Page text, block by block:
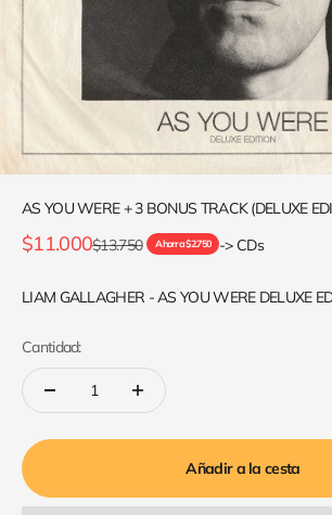
AS YOU WERE + 3 BONUS TRACK (DELUXE
Precio de oferta
$11.000Precio normal
$13.750 Ahorra $2.750 -> CDs
LIAM GALLAGHER - AS YOU WERE DELUXE
Cantidad:
Añadir a la cesta